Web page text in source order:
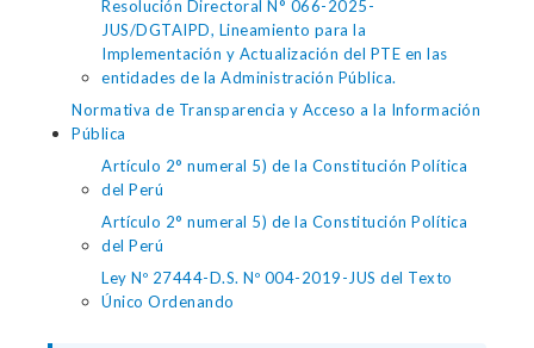
Resolución Directoral N° 066-2025-
JUS/DGTAIPD, Lineamiento para la
Implementación y Actualización del PTE en las
entidades de la Administración Pública.
Normativa de Transparencia y Acceso a la Información
Pública
Artículo 2° numeral 5) de la Constitución Política
del Perú
Artículo 2° numeral 5) de la Constitución Política
del Perú
Ley Nº 27444-D.S. Nº 004-2019-JUS del Texto
Único Ordenando